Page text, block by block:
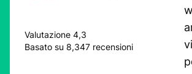
Valutazione 4,3
Basato su 8,347 recensioni